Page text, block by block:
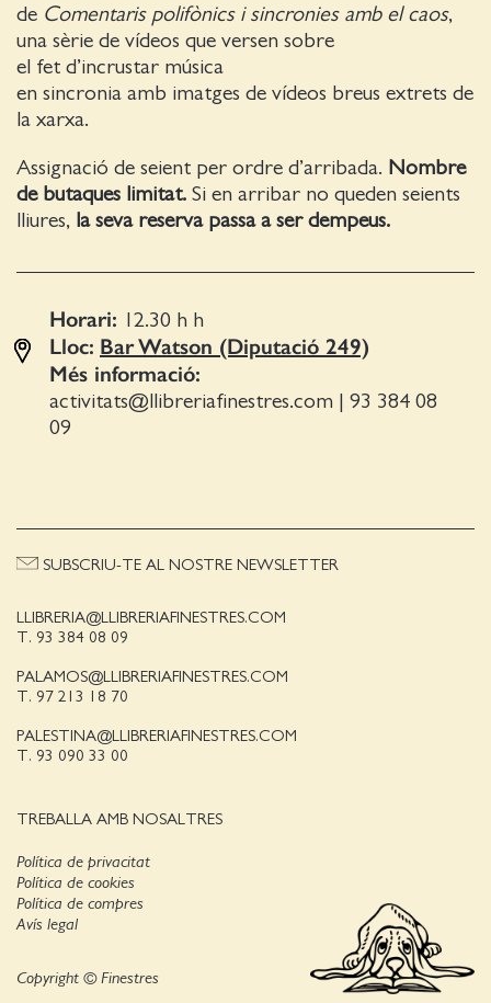
de Comentaris polifònics i sincronies amb el caos,
una sèrie de vídeos que versen sobre
el fet d’incrustar música
en sincronia amb imatges de vídeos breus extrets de
la xarxa.
Assignació de seient per ordre d’arribada. Nombre
de butaques limitat. Si en arribar no queden seients
lliures, la seva reserva passa a ser dempeus.
Horari: 12.30 h h
Lloc: Bar Watson (Diputació 249)
Més informació:
activitats@llibreriafinestres.com
93 384 08
09
LLIBRERIA@LLIBRERIAFINESTRES.COM
T. 93 384 08 09
PALAMOS@LLIBRERIAFINESTRES.COM
T. 97 213 18 70
PALESTINA@LLIBRERIAFINESTRES.COM
T. 93 090 33 00
TREBALLA AMB NOSALTRES
SUBSCRIU-TE AL NOSTRE NEWSLETTER
Política de privacitat
Política de cookies
Avís legal
Política de compres
Copyright © Finestres